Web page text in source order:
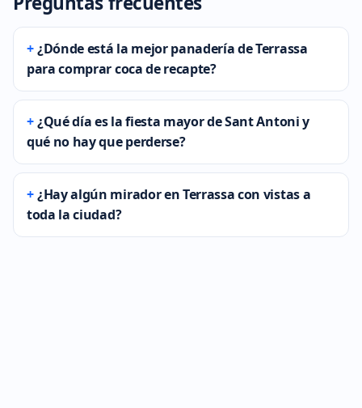
¿Dónde está la mejor panadería de Terrassa
para comprar coca de recapte?
¿Qué día es la fiesta mayor de Sant Antoni y
qué no hay que perderse?
¿Hay algún mirador en Terrassa con vistas a
toda la ciudad?